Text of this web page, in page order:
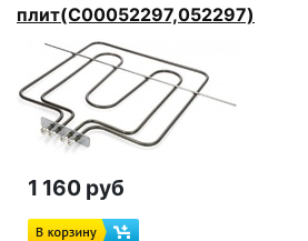
плит(C00052297,052297)
1 160 руб